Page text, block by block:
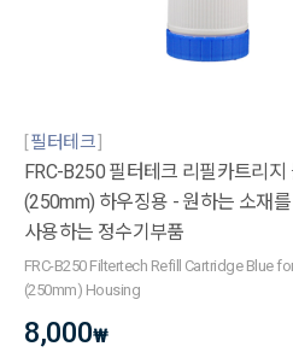
필터테크
FRC-B250 필터테크 리필카트리지
(250mm) 하우징용 - 원하는 소재를
사용하는 정수기부품
FRC-B250 Filtertech Refill Cartridge Blue
(250mm) Housing
8,000₩